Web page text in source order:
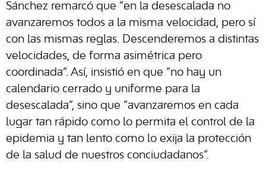
Sánchez remarcó que “en la desescalada no
avanzaremos todos a la misma velocidad, pero sí
con las mismas reglas. Descenderemos a distintas
velocidades, de forma asimétrica pero
coordinada”. Así, insistió en que “no hay un
calendario cerrado y uniforme para la
desescalada”, sino que “avanzaremos en cada
lugar tan rápido como lo permita el control de la
epidemia y tan lento como lo exija la protección
de la salud de nuestros conciudadanos”.